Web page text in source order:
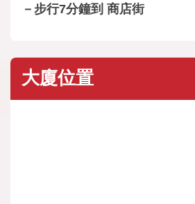
－步行7分鐘到 商店街
大廈位置